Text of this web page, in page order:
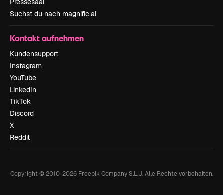
Pressesaal
Suchst du nach magnific.ai
Kontakt aufnehmen
Kundensupport
Instagram
YouTube
LinkedIn
TikTok
Discord
X
Reddit
Copyright © 2010-2026Freepik Company S.L.U. Alle Rechte vorbehalten.